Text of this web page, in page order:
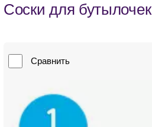
Соски для бутылочек
Сравнить